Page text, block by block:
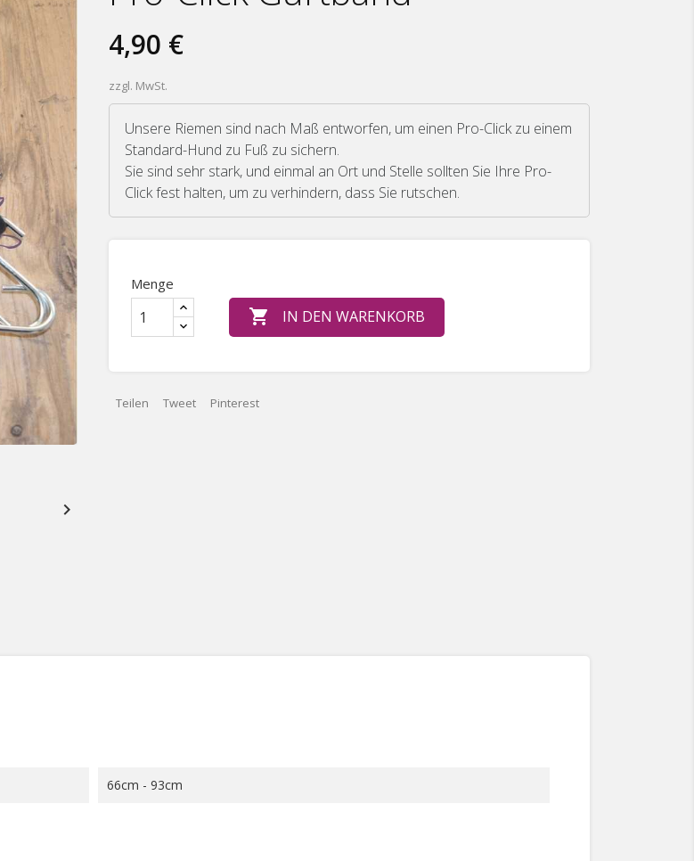

4,90 €
zzgl. MwSt.
Unsere Riemen sind nach Maß entworfen, um einen Pro-Click zu einem
Standard-Hund zu Fuß zu sichern.
Sie sind sehr stark, und einmal an Ort und Stelle sollten Sie Ihre Pro-
Click fest halten, um zu verhindern, dass Sie rutschen.
Menge
 IN DEN WARENKORB
Teilen Tweet Pinterest
66cm - 93cm